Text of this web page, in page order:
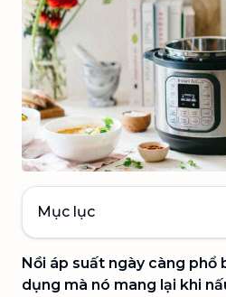
Mục lục
Nồi áp suất ngày càng phổ
dụng mà nó mang lại khi